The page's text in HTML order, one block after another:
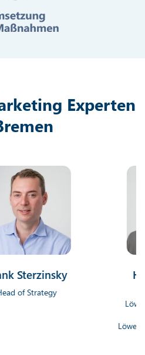
Experten
Strategy
Löwenstark